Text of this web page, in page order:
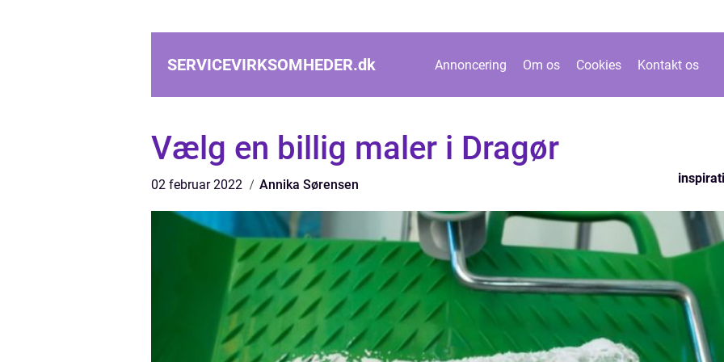
SERVICEVIRKSOMHEDER.dk Annoncering Om os Cookies Kontakt os
Vælg en billig maler i Dragør
02 februar 2022 Annika Sørensen